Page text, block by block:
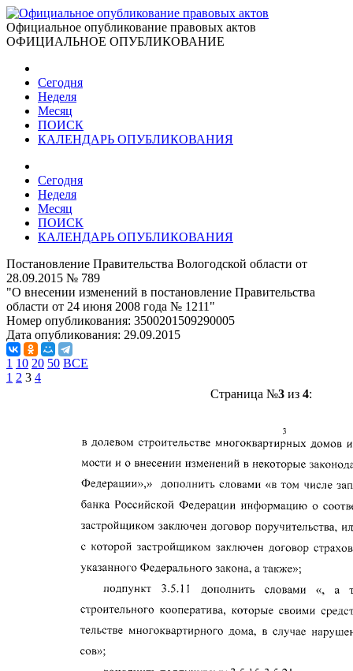
Официальное опубликование правовых актов
ОФИЦИАЛЬНОЕ ОПУБЛИКОВАНИЕ
Сегодня
Неделя
Месяц
ПОИСК
КАЛЕНДАРЬ ОПУБЛИКОВАНИЯ
Сегодня
Неделя
Месяц
ПОИСК
КАЛЕНДАРЬ ОПУБЛИКОВАНИЯ
Постановление Правительства Вологодской области от
28.09.2015 № 789
"О внесении изменений в постановление Правительства
области от 24 июня 2008 года № 1211"
Номер опубликования: 3500201509290005
Дата опубликования: 29.09.2015
1 10 20 50 ВСЕ
1 2 3 4
Страница №3из 4: